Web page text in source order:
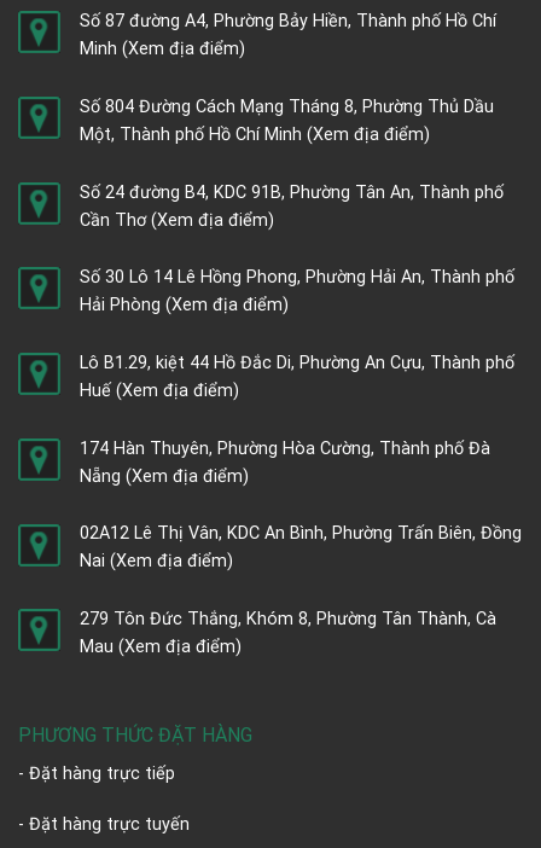
Số 87 đường A4, Phường Bảy Hiền, Thành phố Hồ Chí
Minh (Xem địa điểm)
Số 804 Đường Cách Mạng Tháng 8, Phường Thủ Dầu
Một, Thành phố Hồ Chí Minh (Xem địa điểm)
Số 24 đường B4, KDC 91B, Phường Tân An, Thành phố
Cần Thơ(Xem địa điểm)
Số 30 Lô 14 Lê Hồng Phong, Phường Hải An, Thành phố
Hải Phòng (Xem địa điểm)
Lô B1.29, kiệt 44 Hồ Đắc Di, Phường An Cựu, Thành phố
Huế (Xem địa điểm)
174 Hàn Thuyên, Phường Hòa Cường, Thành phố Đà
Nẵng (Xem địa điểm)
02A12 Lê Thị Vân, KDC An Bình, Phường Trấn Biên, Đồng
Nai (Xem địa điểm)
279 Tôn Đức Thắng, Khóm 8, Phường Tân Thành, Cà
Mau (Xem địa điểm)
PHƯƠNG THỨC ĐẶT HÀNG
- Đặt hàng trực tiếp
- Đặt hàng trực tuyến